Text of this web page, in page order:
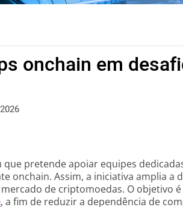
onchain em
que pretende apoiar equipes
onchain. Assim, a iniciativa amplia a
de criptomoedas. O objetivo é
, a fim de reduzir a dependência de